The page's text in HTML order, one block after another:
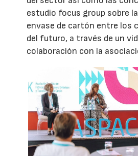
estudio focus group sobre
envase de cartón entre los
del futuro, a través de un
colaboración con la